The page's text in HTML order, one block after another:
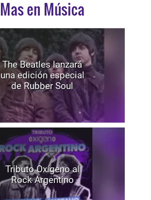
Mas en Música
The Beatles lanzará
una edición especial
de Rubber Soul
Tributo Oxígeno al
Rock Argentino